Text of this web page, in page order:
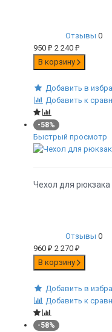
Отзывы 0
950 ₽ 2 240 ₽
В корзину
Добавить в
Добавить к
-58%
Быстрый просмотр
Чехол для
Отзывы 0
960 ₽ 2 270 ₽
В корзину
Добавить в
Добавить к
-58%